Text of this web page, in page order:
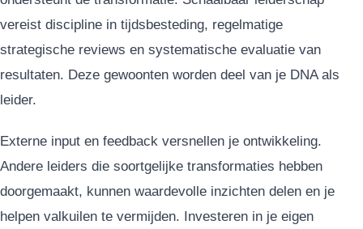
vereist discipline in tijdsbesteding, regelmatige
strategische reviews en systematische evaluatie van
resultaten. Deze gewoonten worden deel van je DNA als
leider.
Externe input en feedback versnellen je ontwikkeling.
Andere leiders die soortgelijke transformaties hebben
doorgemaakt, kunnen waardevolle inzichten delen en je
helpen valkuilen te vermijden. Investeren in je eigen